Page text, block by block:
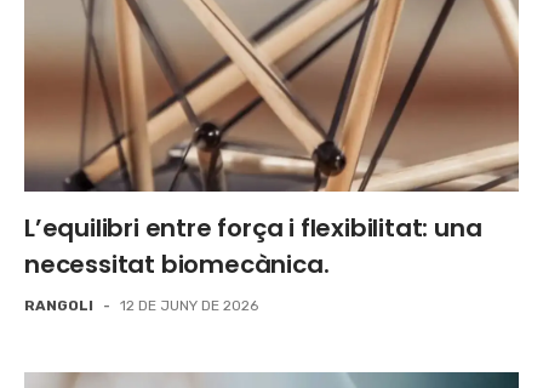
L’equilibri entre força i flexibilitat: una
necessitat biomecànica.
RANGOLI - 12 DE JUNY DE 2026